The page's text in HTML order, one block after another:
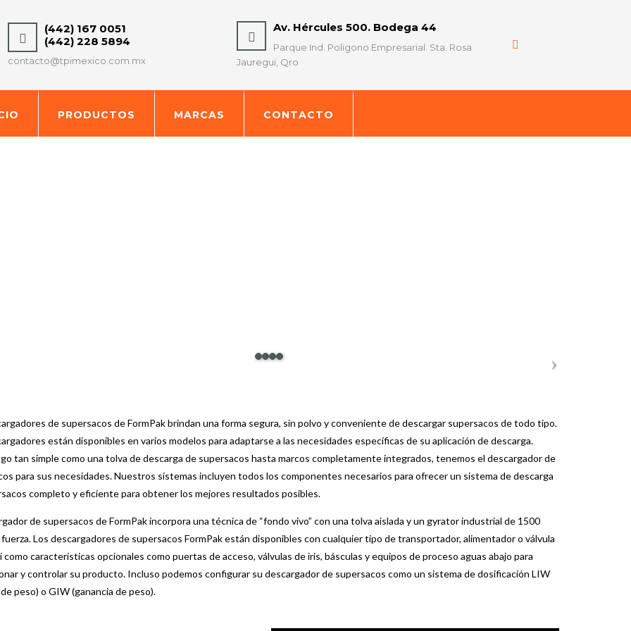
(442) 167 0051
(442) 228 5894
contacto@tpimexico.com.mx
Av. Hércules 500. Bodega 44
Parque Ind. Poligono Empresarial. Sta. Rosa
Jauregui, Qro
PRODUCTOS MARCAS CONTACTO
de supersacos de FormPak brindan una forma segura, sin polvo y conveniente de descargar supersacos de todo tipo.
están disponibles en varios modelos para adaptarse a las necesidades específicas de su aplicación de descarga.
tan simple como una tolva de descarga de supersacos hasta marcos completamente integrados, tenemos el descargador de
para sus necesidades. Nuestros sistemas incluyen todos los componentes necesarios para ofrecer un sistema de descarga
completo y eficiente para obtener los mejores resultados posibles.
de supersacos de FormPak incorpora una técnica de “fondo vivo” con una tolva aislada y un gyrator industrial de 1500
Los descargadores de supersacos FormPak están disponibles con cualquier tipo de transportador, alimentador o válvula
como características opcionales como puertas de acceso, válvulas de iris, básculas y equipos de proceso aguas abajo para
y controlar su producto. Incluso podemos configurar su descargador de supersacos como un sistema de dosificación LIW
peso) o GIW (ganancia de peso).